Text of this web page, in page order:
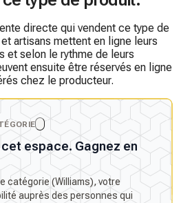
directe qui vendent ce type de
artisans mettent en ligne leurs
et selon le rythme de leurs
ensuite être réservés en ligne
chez le producteur.
espace. Gagnez en
catégorie (Williams), votre
auprès des personnes qui